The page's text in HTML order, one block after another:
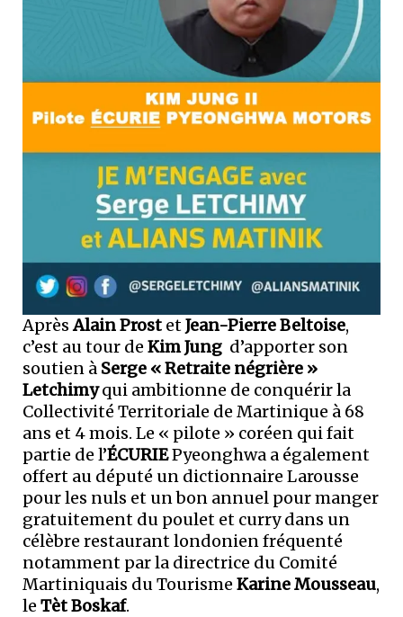
Après Alain Prost et Jean-Pierre Beltoise,
c’est au tour de Kim Jung d’apporter son
soutien à Serge « Retraite négrière »
Letchimyqui ambitionne de conquérir la
Collectivité Territoriale de Martinique à 68
ans et 4 mois. Le « pilote » coréen qui fait
partie de l’ÉCURIEPyeonghwa a également
offert au député un dictionnaire Larousse
pour les nuls et un bon annuel pour manger
gratuitement du poulet et curry dans un
célèbre restaurant londonien fréquenté
notamment parla directrice du Comité
Martiniquais du Tourisme Karine Mousseau,
le Tèt Boskaf.